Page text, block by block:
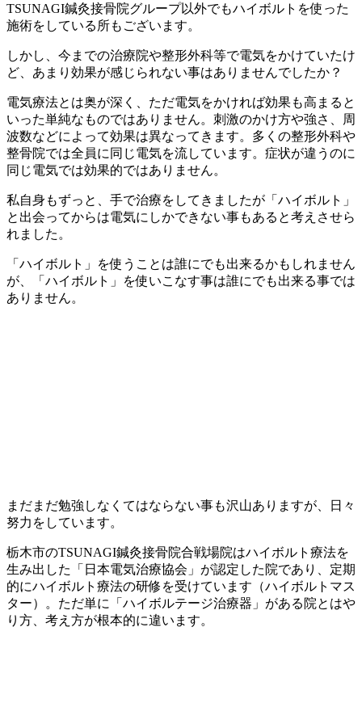
TSUNAGI鍼灸接骨院グループ以外でもハイボルトを使った
施術をしている所もございます。
しかし、今までの治療院や整形外科等で電気をかけていたけ
ど、あまり効果が感じられない事はありませんでしたか？
電気療法とは奥が深く、ただ電気をかければ効果も高まると
いった単純なものではありません。刺激のかけ方や強さ、周
波数などによって効果は異なってきます。多くの整形外科や
整骨院では全員に同じ電気を流しています。症状が違うのに
同じ電気では効果的ではありません。
私自身もずっと、手で治療をしてきましたが「ハイボルト」
と出会ってからは電気にしかできない事もあると考えさせら
れました。
「ハイボルト」を使うことは誰にでも出来るかもしれません
が、「ハイボルト」を使いこなす事は誰にでも出来る事では
ありません。
まだまだ勉強しなくてはならない事も沢山ありますが、日々
努力をしています。
栃木市のTSUNAGI鍼灸接骨院合戦場院はハイボルト療法を
生み出した「日本電気治療協会」が認定した院であり、定期
的にハイボルト療法の研修を受けています（ハイボルトマス
ター）。ただ単に「ハイボルテージ治療器」がある院とはや
り方、考え方が根本的に違います。